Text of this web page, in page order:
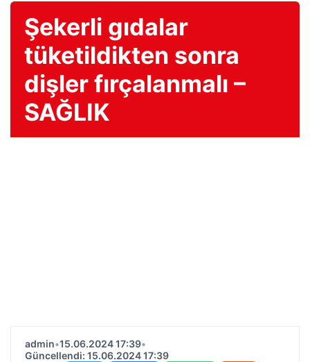
Şekerli gıdalar
tüketildikten sonra
dişler fırçalanmalı –
SAĞLIK
admin•15.06.2024 17:39•
Güncellendi: 15.06.2024 17:39